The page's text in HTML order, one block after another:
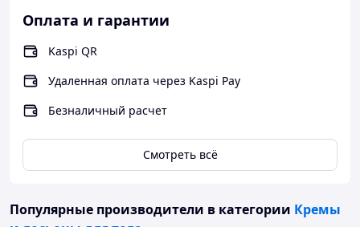
Не наносить на поврежденную кожу,
Избегать попадания в глаза и на слизистые
Не использовать при индивидуальной
Оплата и гарантии
Kaspi QR
Удаленная оплата через Kaspi Pay
Безналичный расчет
Смотреть всё
Популярные производители в категории Кремы